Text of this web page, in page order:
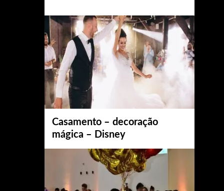
Casamento – decoração
mágica – Disney